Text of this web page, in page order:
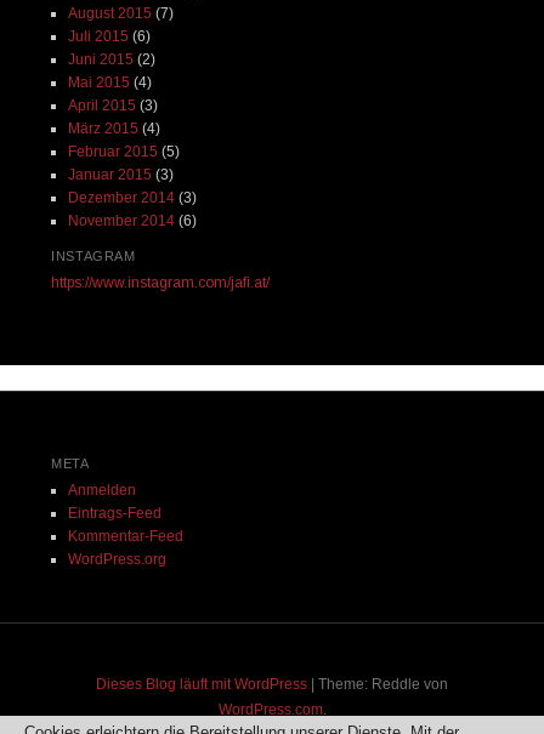
August 2015 (7)
Juli 2015 (6)
Juni 2015 (2)
Mai 2015 (4)
April 2015 (3)
März 2015 (4)
Februar 2015 (5)
Januar 2015 (3)
Dezember 2014(3)
November 2014(6)
INSTAGRAM
https://www.instagram.com/jafi.at/
META
Anmelden
Eintrags-Feed
Kommentar-Feed
WordPress.org
Dieses Blog läuft mit WordPress
Theme: Reddle von
WordPress.com.